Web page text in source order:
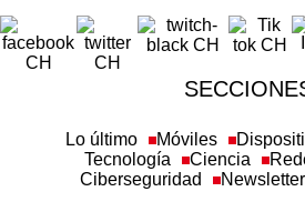
Tecnología
Ciencia
Ciberseguridad